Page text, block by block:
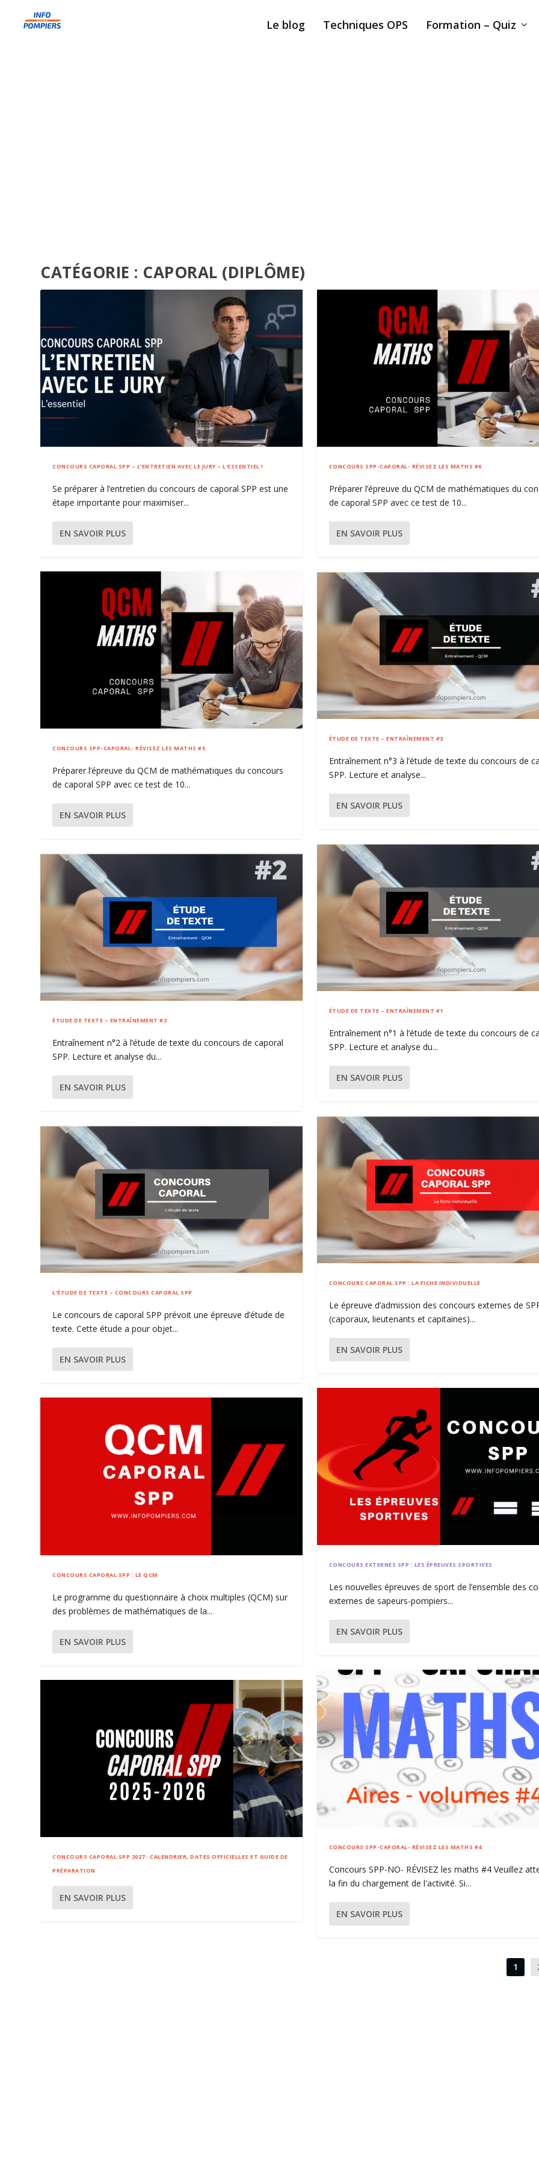
Le blog Techniques OPS Formation – Quiz
CATÉGORIE : CAPORAL (DIPLÔME)
CONCOURS CAPORAL SPP – L’ENTRETIEN AVEC LE JURY – L’ESSENTIEL !
Se préparer à l’entretien du concours de caporal SPP est une
étape importante pour maximiser...
EN SAVOIR PLUS
CONCOURS SPP-CAPORAL- RÉVISEZ LES MATHS #5
Préparer l’épreuve du QCM de mathématiques du concours
de caporal SPP avec ce test de 10...
EN SAVOIR PLUS
ÉTUDE DE TEXTE – ENTRAÎNEMENT #2
Entraînement n°2 à l’étude de texte du concours de caporal
SPP. Lecture et analyse du...
EN SAVOIR PLUS
L’ÉTUDE DE TEXTE – CONCOURS CAPORAL SPP
Le concours de caporal SPP prévoit une épreuve d’étude de
texte. Cette étude a pour objet...
EN SAVOIR PLUS
CONCOURS CAPORAL SPP : LE QCM
Le programme du questionnaire à choix multiples (QCM) sur
des problèmes de mathématiques de la...
EN SAVOIR PLUS
CONCOURS CAPORAL SPP 2027 : CALENDRIER, DATES OFFICIELLES ET GUIDE DE
PRÉPARATION
EN SAVOIR PLUS
CONCOURS SPP-CAPORAL- RÉVISEZ LES MATHS #6
Préparer l’épreuve du QCM de mathématiques du
de caporal SPP avec ce test de 10...
EN SAVOIR PLUS
ÉTUDE DE TEXTE – ENTRAÎNEMENT #3
Entraînement n°3 à l’étude de texte du concours de
SPP. Lecture et analyse...
EN SAVOIR PLUS
ÉTUDE DE TEXTE – ENTRAÎNEMENT #1
Entraînement n°1 à l’étude de texte du concours de
SPP. Lecture et analyse du...
EN SAVOIR PLUS
CONCOURS CAPORAL SPP : LA FICHE INDIVIDUELLE
Le épreuve d’admission des concours externes de
(caporaux, lieutenants et capitaines)...
EN SAVOIR PLUS
CONCOURS EXTERNES SPP : LES ÉPREUVES SPORTIVES
Les nouvelles épreuves de sport de l’ensemble des
externes de sapeurs-pompiers...
EN SAVOIR PLUS
CONCOURS SPP-CAPORAL- RÉVISEZ LES MATHS #4
Concours SPP-NO- RÉVISEZ les maths #4 Veuillez
la fin du chargement de l'activité. Si...
EN SAVOIR PLUS
1